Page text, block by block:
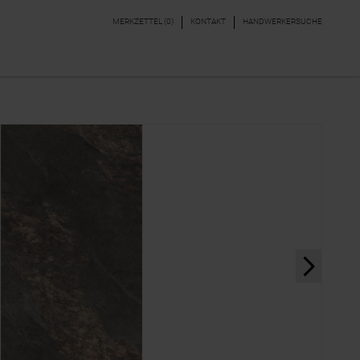
MERKZETTEL (0) KONTAKT HANDWERKERSUCHE
next